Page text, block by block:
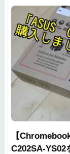
【
C202SA-YS02